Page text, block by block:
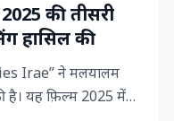
की तीसरी
हासिल की
Irae” ने मलयालम
है। यह फ़िल्म 2025 में